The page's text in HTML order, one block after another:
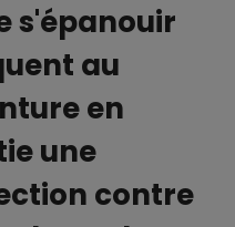
s'épanouir
au
en
une
contre